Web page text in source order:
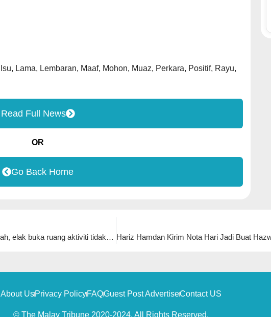
Isu, Lama, Lembaran, Maaf, Mohon, Muaz, Perkara, Positif, Rayu,
Read Full News
OR
Go Back Home
KSN arah kementerian teliti semula status tanah, elak buka ruang aktiviti tidak sah
About UsPrivacy PolicyFAQGuest Post AdvertiseContact US
© The Malay Tribune 2020-2024, All Rights Reserved.